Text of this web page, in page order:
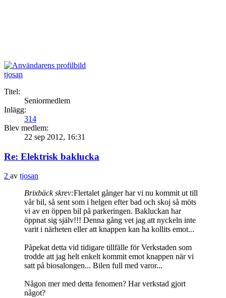
tjosan
Titel:
Seniormedlem
Inlägg:
314
Blev medlem:
22 sep 2012, 16:31
Re: Elektrisk baklucka
2 av tjosan
Brixbäck skrev:Flertalet gånger har vi nu kommit ut till
vår bil, så sent som i helgen efter bad och skoj så möts
vi av en öppen bil på parkeringen. Bakluckan har
öppnat sig själv!!! Denna gång vet jag att nyckeln inte
varit i närheten eller att knappen kan ha kollits emot...
Påpekat detta vid tidigare tillfälle för Verkstaden som
trodde att jag helt enkelt kommit emot knappen när vi
satt på biosalongen... Bilen full med varor...
Någon mer med detta fenomen? Har verkstad gjort
något?